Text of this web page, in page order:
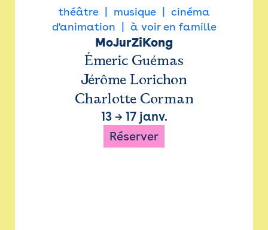
théâtre musique
cinéma
d'animation
à voir en famille
MoJurZiKong
Émeric Guémas
Jérôme Lorichon
Charlotte Corman
13→ 17 janv.
Réserver